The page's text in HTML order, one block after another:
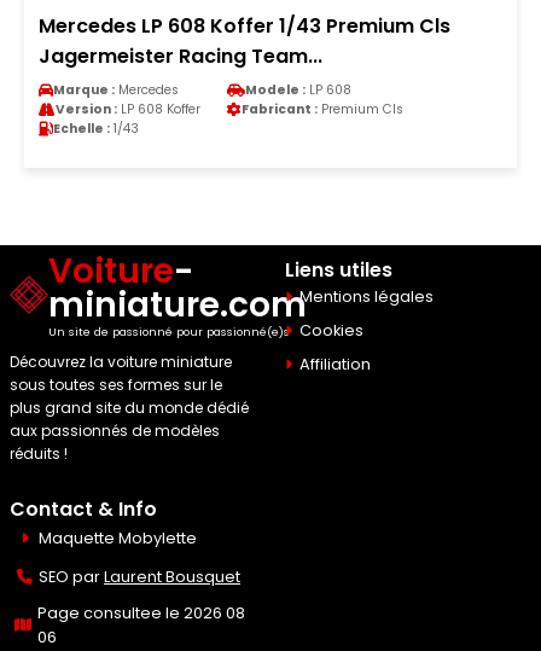
Mercedes LP 608 Koffer 1/43 Premium Cls
Jagermeister Racing Team...
Marque : Mercedes Modele : LP 608
Version : LP 608 Koffer Fabricant : Premium Cls
Echelle : 1/43
Voiture-
miniature.com
Un site de passionné pour passionné(e)s
Découvrez la voiture miniature
sous toutes ses formes sur le
plus grand site du monde dédié
aux passionnés de modèles
réduits !
Liens utiles
Mentions légales
Cookies
Affiliation
Contact & Info
Maquette Mobylette
SEO parLaurent Bousquet
Page consultee le 2026 08
06